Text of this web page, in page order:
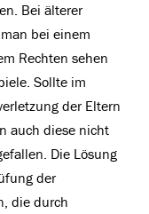
Bei älterer
bei einem
Rechten sehen
Sollte im
der Eltern
auch diese nicht
Die Lösung
der
die durch